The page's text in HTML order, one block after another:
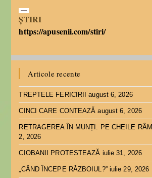
ȘTIRI
https://apusenii.com/stiri/
Articole recente
TREPTELE FERICIRII august 6, 2026
CINCI CARE CONTEAZĂ august 6, 2026
RETRAGEREA ÎN MUNȚI. PE CHEILE
2, 2026
CIOBANII PROTESTEAZĂ iulie 31, 2026
„CÂND ÎNCEPE RĂZBOIUL?” iulie 29, 2026